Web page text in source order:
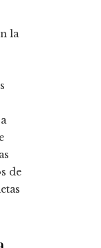
la
de